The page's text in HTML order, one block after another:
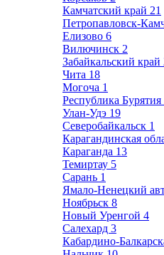
Камчатский край 21
Петропавловск-
Елизово 6
Вилючинск 2
Забайкальский край
Чита 18
Могоча 1
Республика Бурятия
Улан-Удэ 19
Северобайкальск 1
Карагандинская
Караганда 13
Темиртау 5
Сарань 1
Ямало-Ненецкий
Ноябрьск 8
Новый Уренгой 4
Салехард 3
Кабардино-